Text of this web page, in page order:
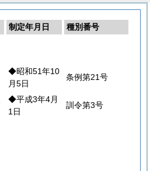
制定年月日
種別番号
◆昭和51年10
月5日
条例第21号
◆平成3年4月
1日
訓令第3号